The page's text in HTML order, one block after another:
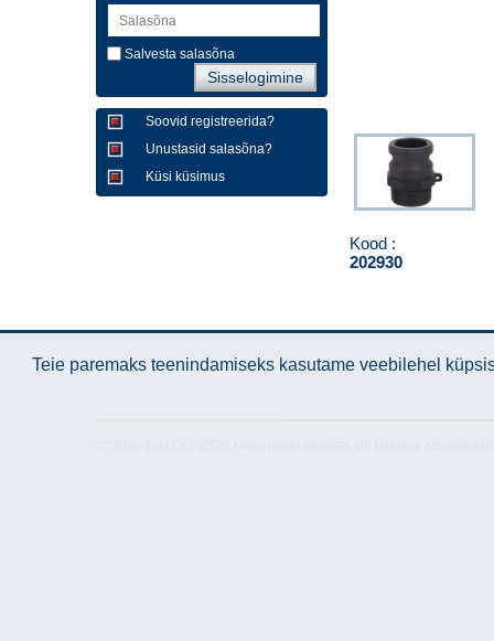
Salvesta salasõna
Soovid registreerida?
Unustasid salasõna?
Küsi küsimus
Kood :
202930
Teie paremaks teenindamiseks kasutame veebilehel